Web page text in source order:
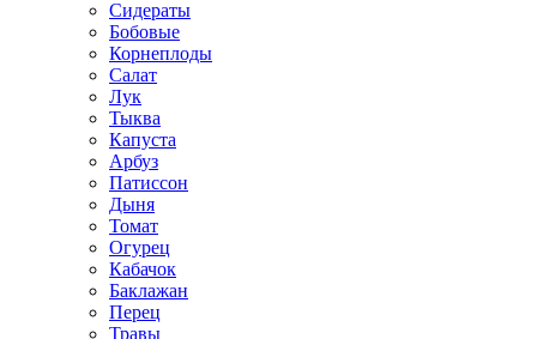
Сидераты
Бобовые
Корнеплоды
Салат
Лук
Тыква
Капуста
Арбуз
Патиссон
Дыня
Томат
Огурец
Кабачок
Баклажан
Перец
Травы